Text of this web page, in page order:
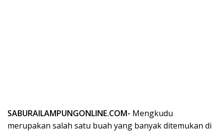
SABURAILAMPUNGONLINE.COM- Mengkudu
merupakan salah satu buah yang banyak ditemukan di